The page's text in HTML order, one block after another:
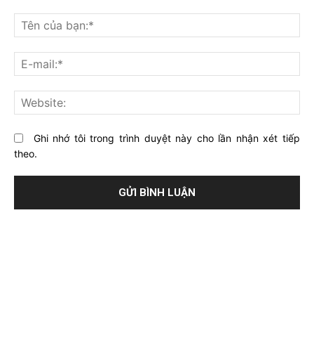
nghĩ
gì
về
bài
viết
này?
Ghi nhớ tôi trong trình duyệt này cho lần nhận xét tiếp
theo.